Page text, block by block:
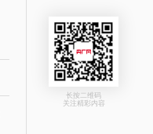
长按二维码
关注精彩内容